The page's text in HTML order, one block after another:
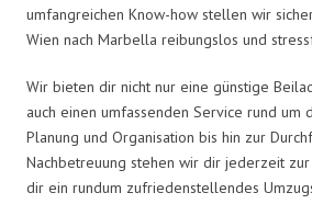
umfangreichen Know-how stellen wir
Wien nach Marbella reibungslos und
Wir bieten dir nicht nur eine günstige
auch einen umfassenden Service rund um
Planung und Organisation bis hin zur
Nachbetreuung stehen wir dir jederzeit
dir ein rundum zufriedenstellendes